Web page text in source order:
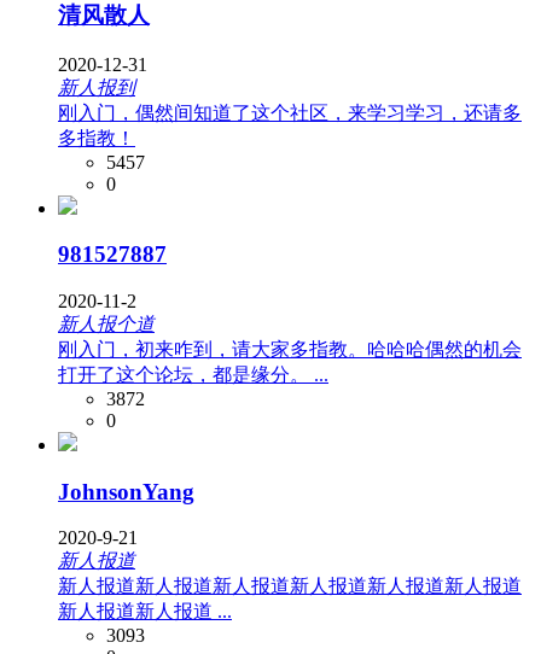
清风散人
2020-12-31
新人报到
刚入门，偶然间知道了这个社区，来学习学习，还请多
多指教！
5457
0
981527887
2020-11-2
新人报个道
刚入门，初来咋到，请大家多指教。哈哈哈偶然的机会
打开了这个论坛，都是缘分。 ...
3872
0
JohnsonYang
2020-9-21
新人报道
新人报道新人报道新人报道新人报道新人报道新人报道
新人报道新人报道 ...
3093